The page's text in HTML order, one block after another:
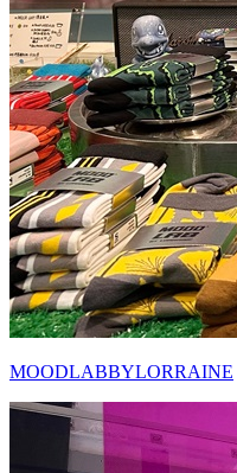
MOODLABBYLORRAINE